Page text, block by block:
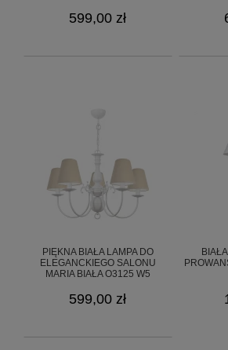
599,00 zł
PIĘKNA BIAŁA LAMPA DO
ELEGANCKIEGO SALONU
MARIA BIAŁA O3125 W5
599,00 zł